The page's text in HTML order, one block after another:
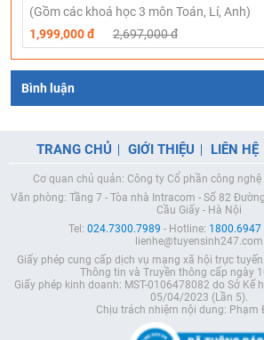
(Gồm các khoá học 3 môn Toán, Lí, Anh)
1,999,000 đ
2,697,000 đ
Bình luận
TRANG CHỦ GIỚI THIỆU LIÊN HỆ
Cơ quan chủ quản: Công ty Cổ phần công
Văn phòng: Tầng 7 - Tòa nhà Intracom - Số 82
Cầu Giấy - Hà Nội
Tel: 024.7300.7989 - Hotline: 1800.6947
lienhe@tuyensinh247.com
Giấy phép cung cấp dịch vụ mạng xã hội trực
Thông tin và Truyền thông cấp ngày
Giấy phép kinh doanh: MST-0106478082 do Sở Kế
05/04/2023 (Lần 5).
Chịu trách nhiệm nội dung: Phạm